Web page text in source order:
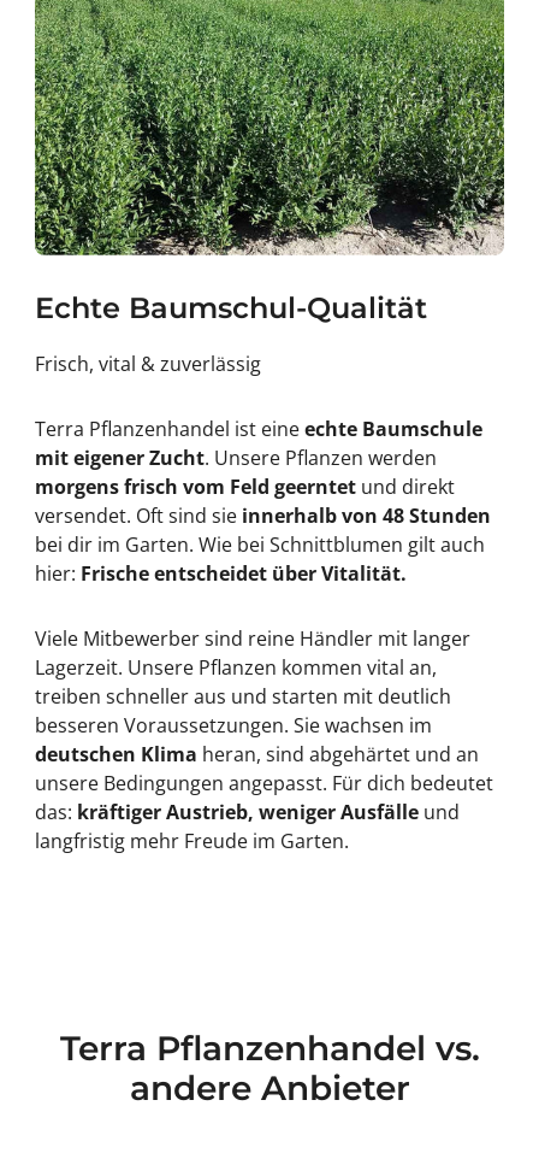
Echte Baumschul-Qualität
Frisch, vital & zuverlässig
Terra Pflanzenhandel ist eineechte Baumschule
mit eigener Zucht. Unsere Pflanzen werden
morgens frisch vom Feld geerntetund direkt
versendet. Oft sind sie innerhalb von 48 Stunden
bei dir im Garten. Wie bei Schnittblumen gilt auch
hier: Frische entscheidet über Vitalität.
Viele Mitbewerber sind reine Händler mit langer
Lagerzeit. Unsere Pflanzen kommen vital an,
treiben schneller aus und starten mit deutlich
besseren Voraussetzungen. Sie wachsen im
deutschen Klima heran, sind abgehärtet und an
unsere Bedingungen angepasst. Für dich bedeutet
das: kräftiger Austrieb, weniger Ausfälle und
langfristig mehr Freude im Garten.
Terra Pflanzenhandel vs.
andere Anbieter